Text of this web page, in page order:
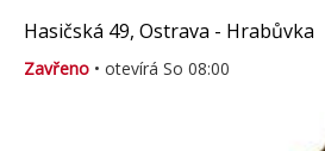
Hasičská 49, Ostrava - Hrabůvka
Zavřeno • otevírá So 08:00